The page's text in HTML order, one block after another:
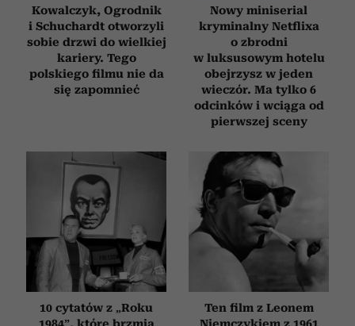
Kowalczyk, Ogrodnik
i Schuchardt otworzyli
sobie drzwi do wielkiej
kariery. Tego
polskiego filmu nie da
się zapomnieć
Nowy miniserial
kryminalny Netflixa
o zbrodni
w luksusowym hotelu
obejrzysz w jeden
wieczór. Ma tylko 6
odcinków i wciąga od
pierwszej sceny
10 cytatów z „Roku
1984”, które brzmią
Ten film z Leonem
Niemczykiem z 1961